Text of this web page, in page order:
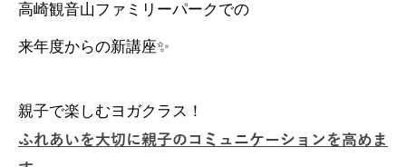
高崎観音山ファミリーパークでの
来年度からの新講座✨
親子で楽しむヨガクラス！
ふれあいを大切に親子のコミュニケーションを高めま